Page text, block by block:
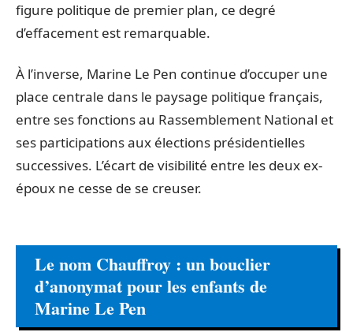
figure politique de premier plan, ce degré
d’effacement est remarquable.
À l’inverse, Marine Le Pen continue d’occuper une
place centrale dans le paysage politique français,
entre ses fonctions au Rassemblement National et
ses participations aux élections présidentielles
successives. L’écart de visibilité entre les deux ex-
époux ne cesse de se creuser.
Le nom Chauffroy : un bouclier
d’anonymat pour les enfants de
Marine Le Pen